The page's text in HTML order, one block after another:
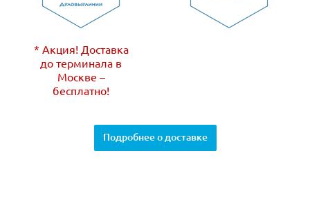
* Акция! Доставка
до терминала в
Москве –
бесплатно!
Подробнее о доставке